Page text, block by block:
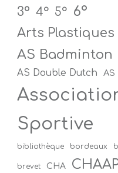
3° 4° 5° 6°
Arts Plastiques
AS Badminton
AS Double Dutch
Sportive
bibliothèque bordeaux
brevet CHA